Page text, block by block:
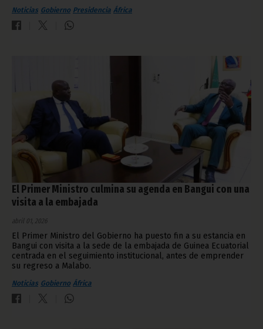
Noticias Gobierno Presidencia África
El Primer Ministro culmina su agenda en Bangui con una
visita a la embajada
abril 01, 2026
El Primer Ministro del Gobierno ha puesto fin a su estancia en
Bangui con visita a la sede de la embajada de Guinea Ecuatorial
centrada en el seguimiento institucional, antes de emprender
su regreso a Malabo.
Noticias Gobierno África